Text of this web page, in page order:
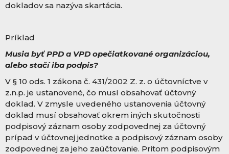
dokladov sa nazýva skartácia.
Príklad
Musia byť PPD a VPD opečiatkované organizáciou,
alebo stačí iba podpis?
V § 10 ods. 1 zákona č. 431/2002 Z. z. o účtovníctve v
z.n.p. je ustanovené, čo musí obsahovať účtovný
doklad. V zmysle uvedeného ustanovenia účtovný
doklad musí obsahovať okrem iných skutočnosti
podpisový záznam osoby zodpovednej za účtovný
prípad v účtovnej jednotke a podpisový záznam osoby
zodpovednej za jeho zaúčtovanie. Pritom podpisovým